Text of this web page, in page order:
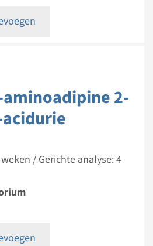
aminoadipine 2-
/ Gerichte analyse: 4